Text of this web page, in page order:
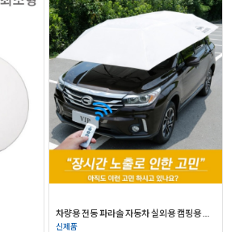
신제품